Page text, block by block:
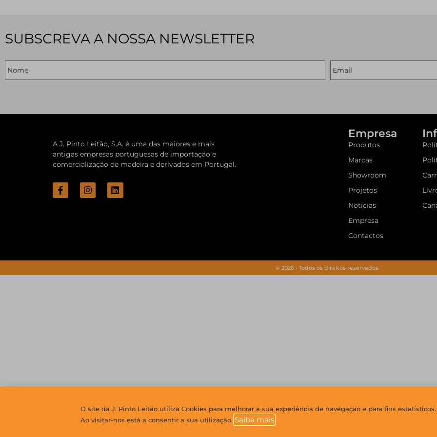
SUBSCREVA A NOSSA NEWSLETTER
A J. Pinto Leitão, S.A. é uma das maiores e mais
antigas empresas portuguesas de importação e
comercialização de madeira e derivados em Portugal.
Empresa
Produtos
Marcas
Showroom
Projetos
Notícias
Empresa
Contactos
© 2026 - Todos os direitos reservados.
O site da J. Pinto Leitão utiliza Cookies para melhorar a sua experiência de navegação e para fins estatísticos.
Ao visitar-nos está a consentir a sua utilização.Saiba mais